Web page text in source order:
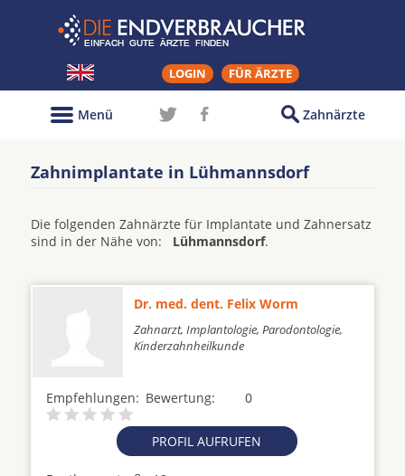
LOGIN FÜR ÄRZTE
Zahnärzte
Menü
Zahnimplantate in Lühmannsdorf
Die folgenden Zahnärzte für Implantate und Zahnersatz
sind in der Nähe von: Lühmannsdorf.
Dr. med. dent. Felix Worm
Zahnarzt, Implantologie, Parodontologie,
Kinderzahnheilkunde
Empfehlungen: 0
Bewertung:
PROFIL AUFRUFEN